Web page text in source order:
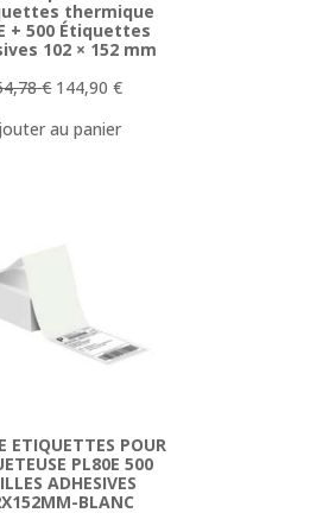
thermique
+ 500 Étiquettes
102 × 152 mm
€ Le
initial
144,90€Le
au panier
ETIQUETTES POUR
PL80E 500
ADHESIVES
BLANC